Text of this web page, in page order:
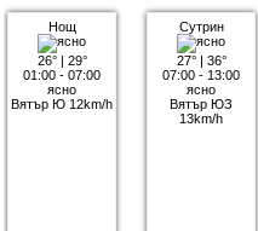
Нощ
26°| 29°
01:00 - 07:00
ясно
Вятър Ю 12km/h
Сутрин
27°| 36°
07:00 - 13:00
ясно
Вятър ЮЗ
13km/h